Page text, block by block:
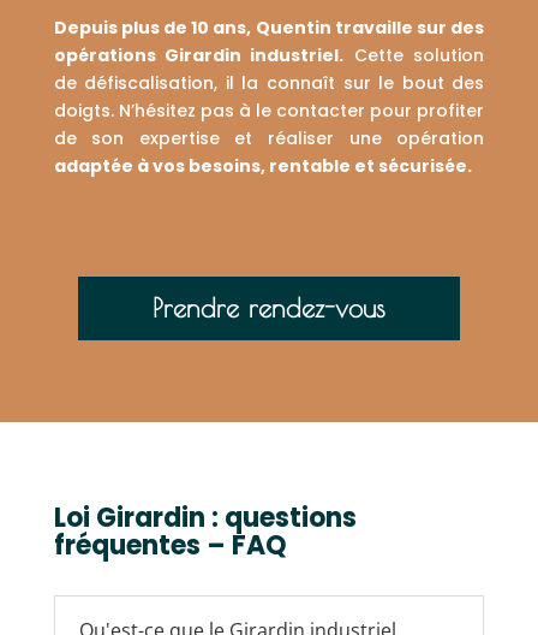
Depuis plus de 10 ans, Quentin travaille sur des
opérations Girardin industriel. Cette solution
de défiscalisation, il la connaît sur le bout des
doigts. N’hésitez pas à le contacter pour profiter
de son expertise et réaliser une opération
adaptée à vos besoins, rentable et sécurisée.
Prendre rendez-vous
Loi Girardin : questions
fréquentes – FAQ